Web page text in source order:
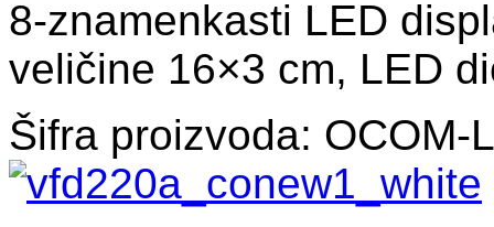
8-znamenkasti LED
veličine 16×3 cm, LED
Šifra proizvoda: OCOM-